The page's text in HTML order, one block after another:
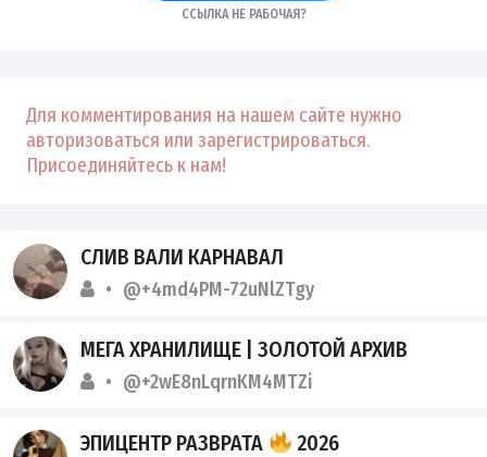
Ссылка не рабочая?
Для комментирования на нашем сайте нужно
авторизоваться или зарегистрироваться.
Присоединяйтесь к нам!
СЛИВ ВАЛИ КАРНАВАЛ
@+4md4PM-72uNlZTgy
МЕГА ХРАНИЛИЩЕ | ЗОЛОТОЙ АРХИВ
@+2wE8nLqrnKM4MTZi
ЭПИЦЕНТР РАЗВРАТА 2026